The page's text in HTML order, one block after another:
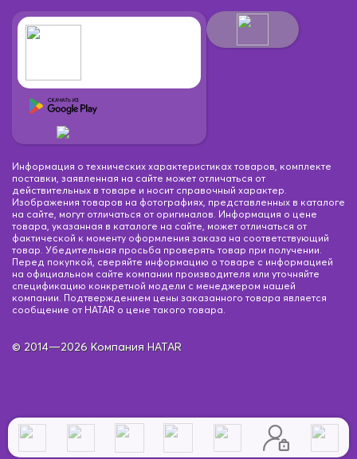
Информация о технических характеристиках товаров, комплекте
поставки, заявленная на сайте может отличаться от
действительных в товаре и носит справочный характер.
Изображения товаров на фотографиях, представленных в каталоге
на сайте, могут отличаться от оригиналов. Информация о цене
товара, указанная в каталоге на сайте, может отличаться от
фактической к моменту оформления заказа на соответствующий
товар. Убедительная просьба проверять товар при получении.
Перед покупкой, сверяйте информацию о товаре с информацией
на официальном сайте компании производителя или уточняйте
спецификацию конкретной модели с менеджером нашей
компании. Подтверждением цены заказанного товара является
сообщение от HATAR о цене такого товара.
© 2014—2026 Компания HATAR